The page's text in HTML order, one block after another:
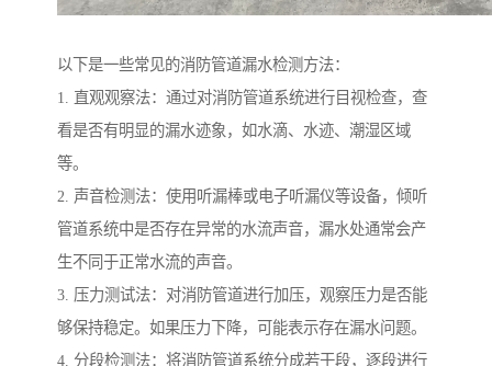
以下是一些常见的消防管道漏水检测方法：
1. 直观观察法：通过对消防管道系统进行目视检查，查
看是否有明显的漏水迹象，如水滴、水迹、潮湿区域
等。
2. 声音检测法：使用听漏棒或电子听漏仪等设备，倾听
管道系统中是否存在异常的水流声音，漏水处通常会产
生不同于正常水流的声音。
3. 压力测试法：对消防管道进行加压，观察压力是否能
够保持稳定。如果压力下降，可能表示存在漏水问题。
4. 分段检测法：将消防管道系统分成若干段，逐段进行